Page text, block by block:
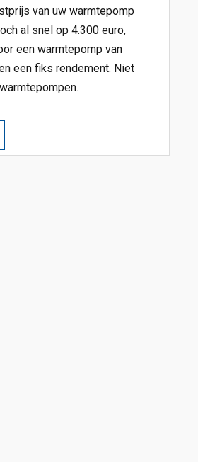
van uw warmtepomp
al snel op 4.300 euro,
een warmtepomp van
een fiks rendement. Niet